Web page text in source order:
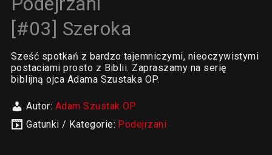
[#03] Szeroka
Sześć spotkań z bardzo tajemniczymi, nieoczywistymi
postaciami prosto z Biblii. Zapraszamy na serię
biblijną ojca Adama Szustaka OP.
Autor: Adam Szustak OP
Gatunki / Kategorie: Podejrzani